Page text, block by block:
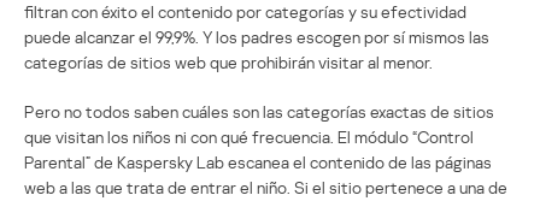
filtran con éxito el contenido por categorías y su efectividad
puede alcanzar el 99,9%. Y los padres escogen por sí mismos las
categorías de sitios web que prohibirán visitar al menor.
Pero no todos saben cuáles son las categorías exactas de sitios
que visitan los niños ni con qué frecuencia. El módulo “Control
Parental” de Kaspersky Lab escanea el contenido de las páginas
web a las que trata de entrar el niño. Si el sitio pertenece a una de